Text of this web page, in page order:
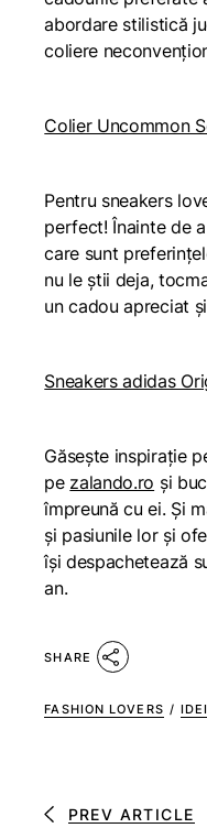
abordare stilistică
coliere
Colier Uncommon
Pentru sneakers
perfect! Înainte de
care sunt
nu le știi deja,
un cadou apreciat
Sneakers adidas
Găsește inspirație
pe zalando.ro și
împreună cu ei. Și
și pasiunile lor și
își despachetează
an.
SHARE
FASHION LOVERS /
PREV ARTICLE